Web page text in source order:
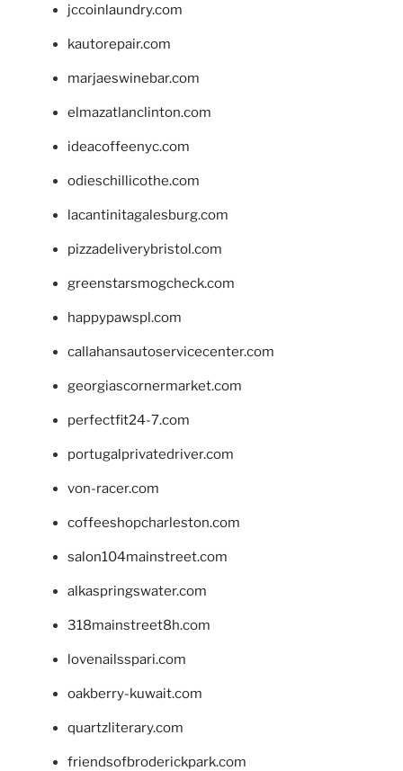
jccoinlaundry.com
kautorepair.com
marjaeswinebar.com
elmazatlanclinton.com
ideacoffeenyc.com
odieschillicothe.com
lacantinitagalesburg.com
pizzadeliverybristol.com
greenstarsmogcheck.com
happypawspl.com
callahansautoservicecenter.com
georgiascornermarket.com
perfectfit24-7.com
portugalprivatedriver.com
von-racer.com
coffeeshopcharleston.com
salon104mainstreet.com
alkaspringswater.com
318mainstreet8h.com
lovenailsspari.com
oakberry-kuwait.com
quartzliterary.com
friendsofbroderickpark.com